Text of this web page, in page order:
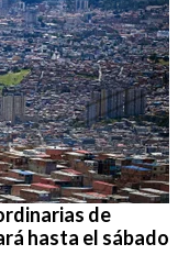
de
hasta el sábado